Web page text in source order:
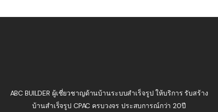
ABC BUILDER ผู้เชี่ยวชาญด้านบ้านระบบสำเร็จรูป ให้บริการ รับสร้าง
บ้านสำเร็จรูป CPAC ครบวงจร ประสบการณ์กว่า 20ปี